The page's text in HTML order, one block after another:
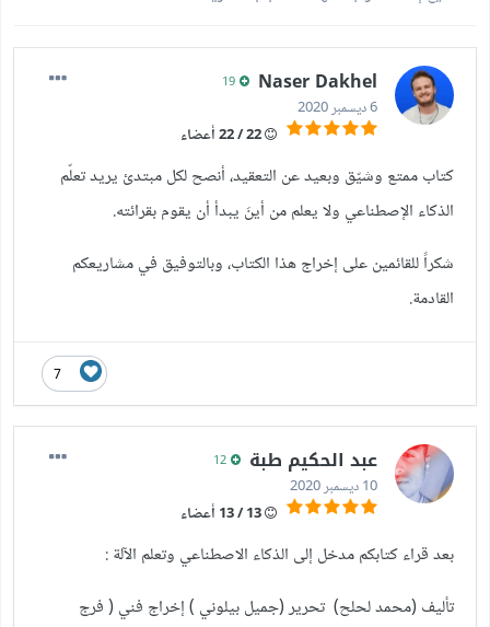
Naser Dakhel
6 ديسمبر 2020
كتاب ممتع وشيّق وبعيد عن التعقيد، أنصح لكل مبتدئ يريد تعلّم
الذكاء الإصطناعي ولا يعلم من أينَ يبدأ أن يقوم بقرائته.
شكراً للقائمين على إخراج هذا الكتاب، وبالتوفيق في مشاريعكم
القادمة.
7
عبد الحكيم طبة
10 ديسمبر 2020
بعد قراء كتابكم مدخل إلى الذكاء الاصطناعي وتعلم الآلة :
تأليف (محمد لحلح) تحرير (جميل بيلوني ) إخراج فني ( فرج